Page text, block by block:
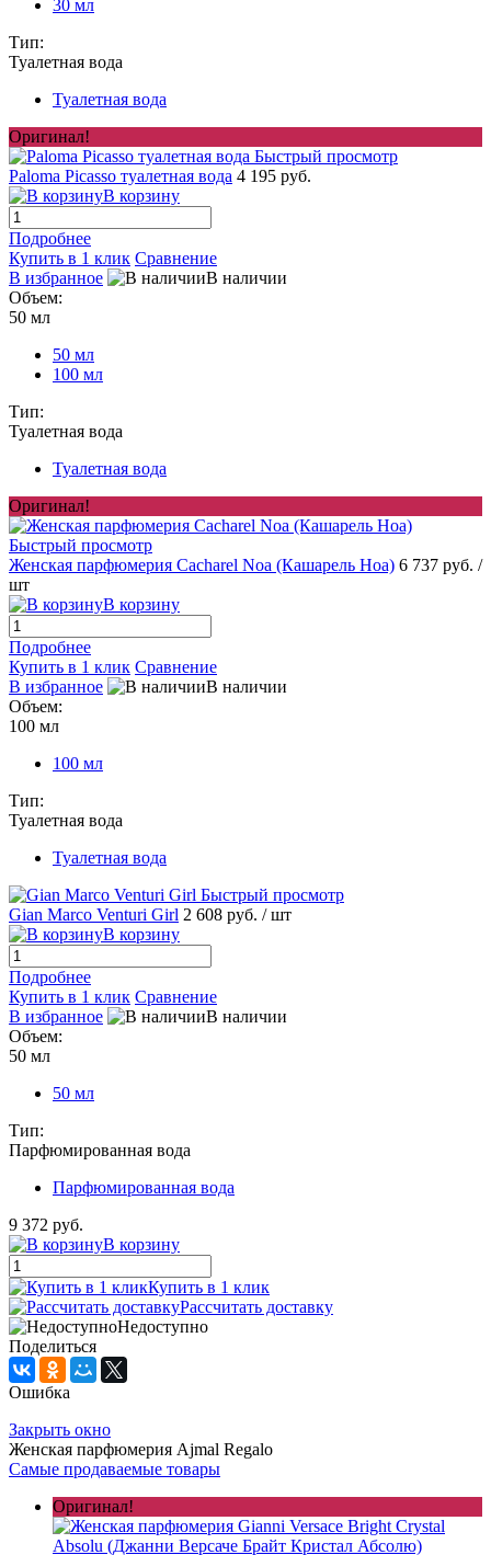
30 мл
Тип:
Туалетная вода
Туалетная вода
Оригинал!
Быстрый просмотр
Paloma Picasso туалетная вода 4 195 руб.
В корзину
Подробнее
Купить в 1 клик Сравнение
В избранное
В наличии
Объем:
50 мл
50 мл
100 мл
Тип:
Туалетная вода
Туалетная вода
Оригинал!
Быстрый просмотр
Женская парфюмерия Cacharel Noa (Кашарель Ноа) 6 737 руб. /
шт
В корзину
Подробнее
Купить в 1 клик Сравнение
В избранное
В наличии
Объем:
100 мл
100 мл
Тип:
Туалетная вода
Туалетная вода
Быстрый просмотр
Gian Marco Venturi Girl 2 608 руб. / шт
В корзину
Подробнее
Купить в 1 клик Сравнение
В избранное
В наличии
Объем:
50 мл
50 мл
Тип:
Парфюмированная вода
Парфюмированная вода
9 372 руб.
В корзину
Купить в 1 клик
Рассчитать доставку
Недоступно
Поделиться
Ошибка
Закрыть окно
Женская парфюмерия Ajmal Regalo
Самые продаваемые товары
Оригинал!